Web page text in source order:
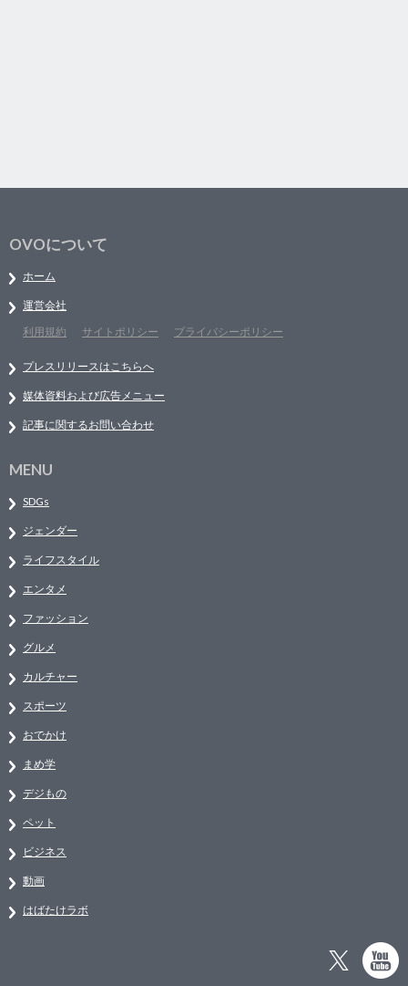
OVOについて
ホーム
運営会社
利用規約
サイトポリシー プライバシーポリシー
プレスリリースはこちらへ
媒体資料および広告メニュー
記事に関するお問い合わせ
MENU
SDGs
ジェンダー
ライフスタイル
エンタメ
ファッション
グルメ
カルチャー
スポーツ
おでかけ
まめ学
デジもの
ペット
ビジネス
動画
はばたけラボ